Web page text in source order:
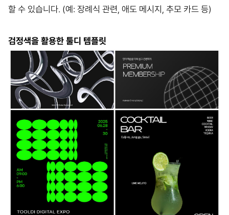
할 수 있습니다. (예: 장례식 관련, 애도 메시지, 추모 카드 등)
검정색을 활용한 툴디 템플릿